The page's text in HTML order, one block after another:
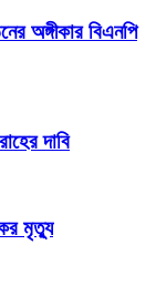
অঙ্গীকার বিএনপি
দাবি
মৃত্যু